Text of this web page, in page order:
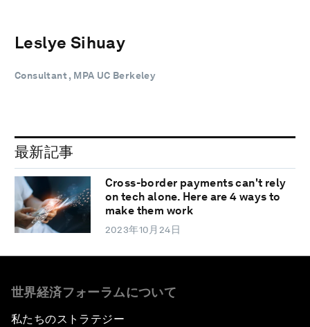
Leslye Sihuay
Consultant , MPA UC Berkeley
最新記事
Cross-border payments can't rely
on tech alone. Here are 4 ways to
make them work
2023年10月24日
世界経済フォーラムについて
私たちのストラテジー